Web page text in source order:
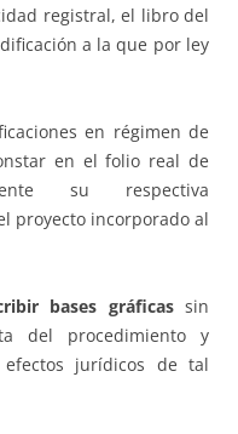
registral, el libro del
a la que por ley
en régimen de
en el folio real de
su respectiva
proyecto incorporado al
bases gráficassin
del procedimiento y
jurídicos de tal